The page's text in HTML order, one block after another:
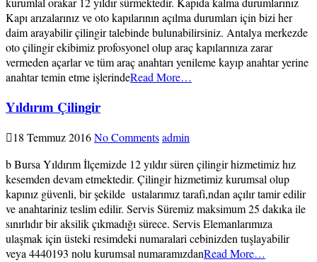
Kapı arızalarınız ve oto kapılarının açılma durumları için bizi her
daim arayabilir çilingir talebinde bulunabilirsiniz. Antalya merkezde
oto çilingir ekibimiz profosyonel olup araç kapılarınıza zarar
vermeden açarlar ve tüm araç anahtarı yenileme kayıp anahtar yerine
anahtar temin etme işlerindeRead More…
Yıldırım Çilingir
18 Temmuz 2016No Commentsadmin
b Bursa Yıldırım İlçemizde 12 yıldır süren çilingir hizmetimiz hız
kesemden devam etmektedir. Çilingir hizmetimiz kurumsal olup
kapınız güvenli, bir şekilde ustalarımız tarafi,ndan açılır tamir edilir
ve anahtariniz teslim edilir. Servis Süremiz maksimum 25 dakıka ile
sınırlıdır bir aksilik çıkmadığı sürece. Servis Elemanlarımıza
ulaşmak için üsteki resimdeki numaralari cebinizden tuşlayabilir
veya 4440193 nolu kurumsal numaramızdanRead More…